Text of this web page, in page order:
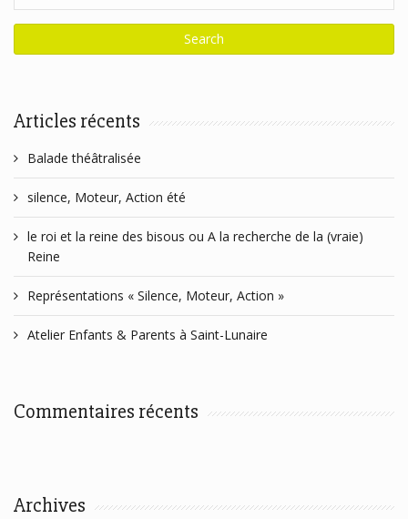
Articles récents
Balade théâtralisée
silence, Moteur, Action été
le roi et la reine des bisous ou A la recherche de la (vraie)
Reine
Représentations « Silence, Moteur, Action »
Atelier Enfants & Parents à Saint-Lunaire
Commentaires récents
Archives